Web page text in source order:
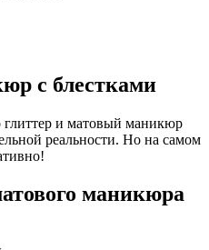
с блестками
глиттер и матовый маникюр
реальности. Но на самом
маникюра